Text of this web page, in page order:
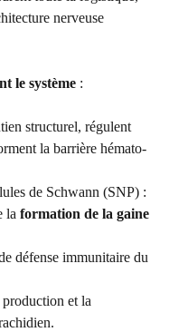
nerveuse
le système :
structurel, régulent
la barrière hémato-
de Schwann (SNP) :
la formation de la gaine
défense immunitaire du
et la